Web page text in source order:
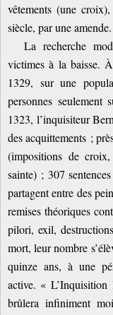
vêtements (une
siècle, par une amende.
La recherche
victimes à la baisse.
1329, sur une
personnes seulement
1323, l’inquisiteur
des acquittements ;
(impositions de
sainte) ; 307
partagent entre des
remises théoriques
pilori, exil,
mort, leur nombre
quinze ans, à une
active. « L’Inquisition
brûlera infiniment